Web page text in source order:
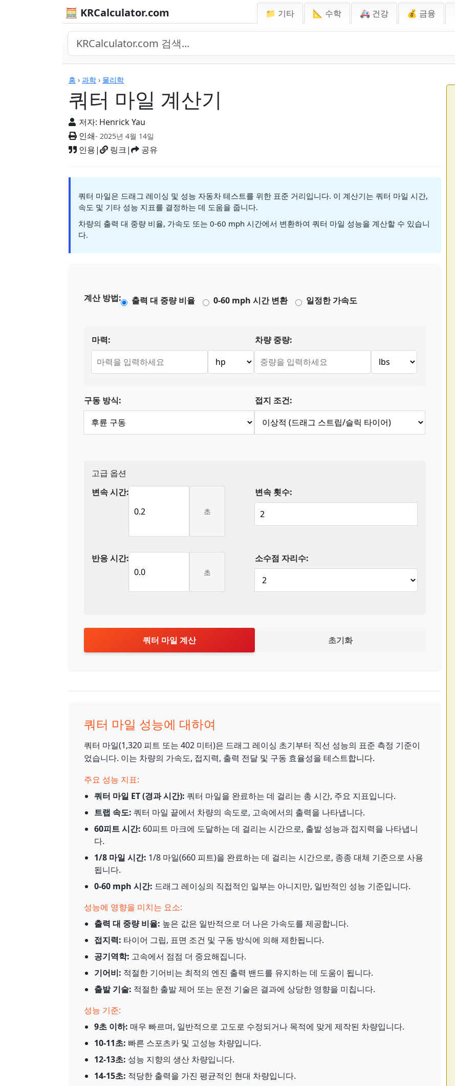
🧮 KRCalculator.com 📁 기타 📐 수학 🚑 건강 💰 금융
홈 › 과학 › 물리학
쿼터 마일 계산기
저자: Henrick Yau
인쇄- 2025년 4월 14일
인용| 링크| 공유
계산기
쿼터 마일은 드래그 레이싱 및 성능 자동차 테스트를 위한 표준 거리입니다. 이 계산기는 쿼터 마일 시간,
속도 및 기타 성능 지표를 결정하는 데 도움을 줍니다.
차량의 출력 대 중량 비율, 가속도 또는 0-60 mph 시간에서 변환하여 쿼터 마일 성능을 계산할 수 있습니
다.
계산 방법: 출력 대 중량 비율 0-60 mph 시간 변환 일정한 가속도
마력: 차량 중량:
구동 방식: 접지 조건:
고급 옵션
변속 시간:
초
변속 횟수:
반응 시간:
초
소수점 자리수:
쿼터 마일 계산 초기화
쿼터 마일 성능에 대하여
쿼터 마일(1,320 피트 또는 402 미터)은 드래그 레이싱 초기부터 직선 성능의 표준 측정 기준이
었습니다. 이는 차량의 가속도, 접지력, 출력 전달 및 구동 효율성을 테스트합니다.
주요 성능 지표:
쿼터 마일 ET (경과 시간): 쿼터 마일을 완료하는 데 걸리는 총 시간, 주요 지표입니다.
트랩 속도: 쿼터 마일 끝에서 차량의 속도로, 고속에서의 출력을 나타냅니다.
60피트 시간: 60피트 마크에 도달하는 데 걸리는 시간으로, 출발 성능과 접지력을 나타냅니
다.
1/8 마일 시간: 1/8 마일(660 피트)을 완료하는 데 걸리는 시간으로, 종종 대체 기준으로 사용
됩니다.
0-60 mph 시간: 드래그 레이싱의 직접적인 일부는 아니지만, 일반적인 성능 기준입니다.
성능에 영향을 미치는 요소:
출력 대 중량 비율: 높은 값은 일반적으로 더 나은 가속도를 제공합니다.
접지력: 타이어 그립, 표면 조건 및 구동 방식에 의해 제한됩니다.
공기역학: 고속에서 점점 더 중요해집니다.
기어비: 적절한 기어비는 최적의 엔진 출력 밴드를 유지하는 데 도움이 됩니다.
출발 기술: 적절한 출발 제어 또는 운전 기술은 결과에 상당한 영향을 미칩니다.
성능 기준:
9초 이하: 매우 빠르며, 일반적으로 고도로 수정되거나 목적에 맞게 제작된 차량입니다.
10-11초: 빠른 스포츠카 및 고성능 차량입니다.
12-13초: 성능 지향의 생산 차량입니다.
14-15초: 적당한 출력을 가진 평균적인 현대 차량입니다.